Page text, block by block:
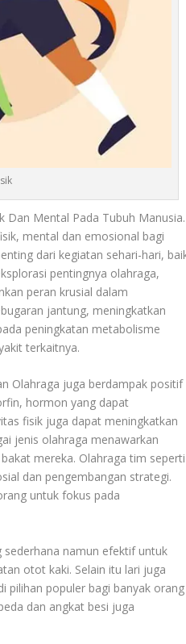
Dan Mental Pada Tubuh Manusia.
mental dan emosional bagi
dari kegiatan sehari-hari,
pentingnya olahraga,
peran krusial dalam
jantung, meningkatkan
peningkatan metabolisme
terkaitnya.
Olahraga juga berdampak positif
hormon yang dapat
fisik juga dapat meningkatkan
jenis olahraga menawarkan
mereka. Olahraga tim seperti
dan pengembangan strategi.
untuk fokus pada
sederhana namun efektif untuk
otot kaki. Selain itu lari juga
pilihan populer bagi banyak orang
dan angkat besi juga